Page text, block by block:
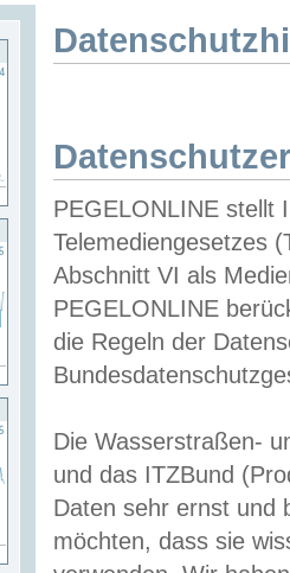
PEGELONLINE stellt
Telemediengesetzes
Abschnitt VI als
PEGELONLINE
die Regeln der
Die Wasserstraßen-
und das ITZBund
Daten sehr ernst und
möchten, dass sie